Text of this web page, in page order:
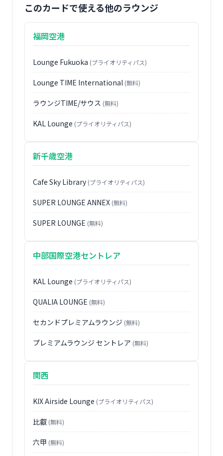
このカードで使える他のラウンジ
福岡空港
Lounge Fukuoka (プライオリティパス)
Lounge TIME International (無料)
ラウンジTIME/サウス (無料)
KAL Lounge (プライオリティパス)
新千歳空港
Cafe Sky Library (プライオリティパス)
SUPER LOUNGE ANNEX (無料)
SUPER LOUNGE (無料)
中部国際空港セントレア
KAL Lounge (プライオリティパス)
QUALIA LOUNGE (無料)
セカンドプレミアムラウンジ (無料)
プレミアムラウンジ セントレア (無料)
関西
KIX Airside Lounge (プライオリティパス)
比叡 (無料)
六甲 (無料)